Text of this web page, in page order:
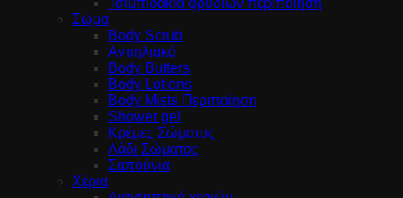
Σώμα
Body Scrub
Αντιηλιακά
Body Butters
Body Lotions
Body Mists Περιποίηση
Shower gel
Κρέμες Σώματος
Λάδι Σώματος
Σαπούνια
Χέρια